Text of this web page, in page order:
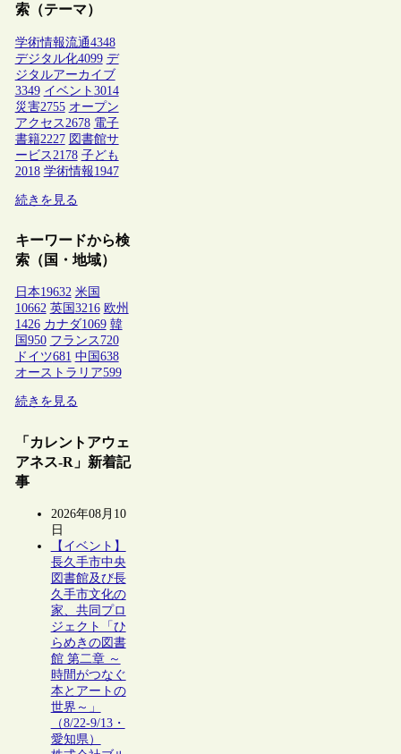
索（テーマ）
学術情報流通4348
デジタル化4099 デ
ジタルアーカイブ
3349 イベント 3014
災害2755 オープン
アクセス 2678 電子
書籍2227 図書館サ
ービス 2178 子ども
2018 学術情報1947
続きを見る
キーワードから検
索（国・地域）
日本19632 米国
10662 英国 3216 欧州
1426 カナダ1069 韓
国 950 フランス 720
ドイツ681 中国 638
オーストラリア599
続きを見る
「カレントアウェ
アネス-R」新着記
事
2026年08月10
日
【イベント】
長久手市中央
図書館及び長
久手市文化の
家、共同プロ
ジェクト「ひ
らめきの図書
館 第二章 ～
時間がつなぐ
本とアートの
世界～」
（8/22-9/13・
愛知県）